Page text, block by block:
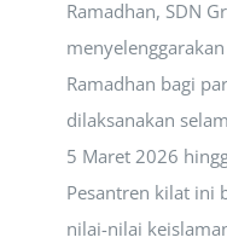
Ramadhan, SDN
Ramadhan bagi
dilaksanakan
5 Maret 2026
Pesantren kilat ini
nilai-nilai